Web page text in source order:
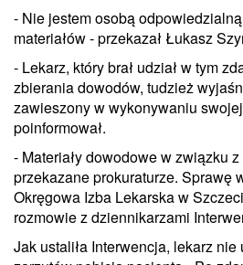
- Nie jestem osobą
materiałów - przekazał Łukasz
- Lekarz, który brał udział w tym
zbierania dowodów, tudzież
zawieszony w wykonywaniu
poinformował.
- Materiały dowodowe w związku
przekazane prokuraturze. Sprawę
Okręgowa Izba Lekarska w
rozmowie z dziennikarzami
Jak ustaliła Interwencja, lekarz nie